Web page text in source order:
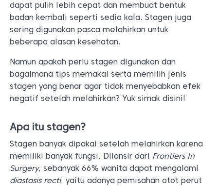
dapat pulih lebih cepat dan membuat bentuk
badan kembali seperti sedia kala. Stagen juga
sering digunakan pasca melahirkan untuk
beberapa alasan kesehatan.
Namun apakah perlu stagen digunakan dan
bagaimana tips memakai serta memilih jenis
stagen yang benar agar tidak menyebabkan efek
negatif setelah melahirkan? Yuk simak disini!
Apa itu stagen?
Stagen banyak dipakai setelah melahirkan karena
memiliki banyak fungsi. Dilansir dari Frontiers In
Surgery, sebanyak 66% wanita dapat mengalami
diastasis recti, yaitu adanya pemisahan otot perut